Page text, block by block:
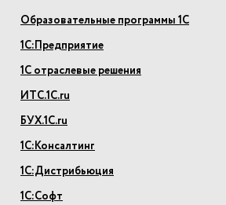
Образовательные программы 1С
1С:Предприятие
1С отраслевые решения
ИТС.1С.ru
БУХ.1С.ru
1С:Консалтинг
1С:Дистрибьюция
1С:Софт